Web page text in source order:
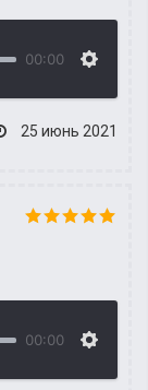
00:00
25 июнь 2021
00:00